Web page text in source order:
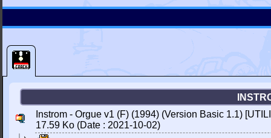
Instrom - Orgue v1 (F) (1994) (Version Basic 1.1)
17.59 Ko (Date : 2021-10-02)